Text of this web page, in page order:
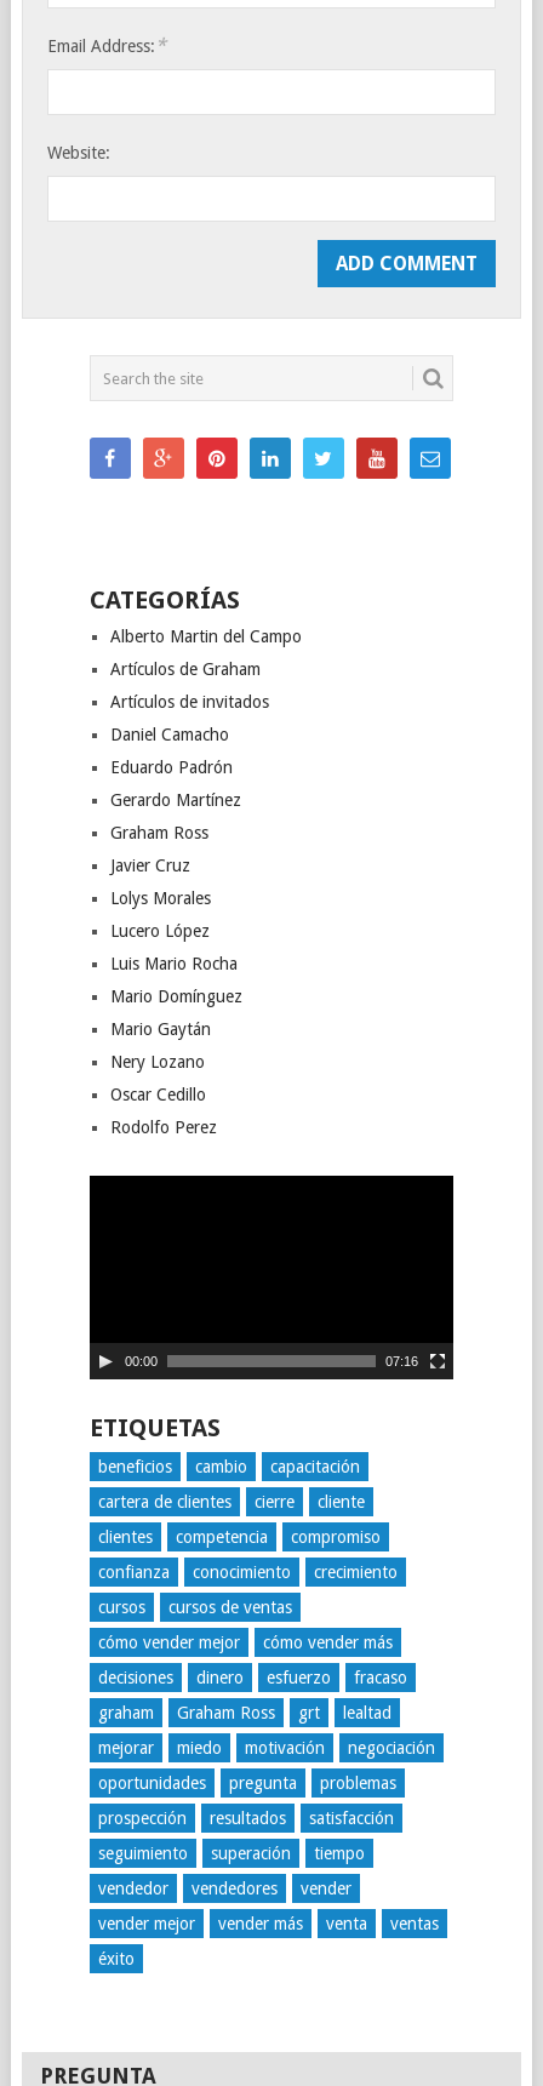
Email Address: *
Website:
CATEGORÍAS
Alberto Martin del Campo
Artículos de Graham
Artículos de invitados
Daniel Camacho
Eduardo Padrón
Gerardo Martínez
Graham Ross
Javier Cruz
Lolys Morales
Lucero López
Luis Mario Rocha
Mario Domínguez
Mario Gaytán
Nery Lozano
Oscar Cedillo
Rodolfo Perez
00:00 07:16
ETIQUETAS
beneficios cambio
capacitación
cartera de clientes
cierre
cliente
clientes
competencia
compromiso
confianza
conocimiento
crecimiento
cursos
cursos de ventas
cómo vender mejor
cómo vender más
decisiones
dinero esfuerzo
fracaso
graham
Graham Ross grt
lealtad
mejorar
miedo motivación
negociación
oportunidades
pregunta
problemas
prospección
resultados
satisfacción
seguimiento
superación
tiempo
vendedor
vendedores
vender
vender mejor
vender más venta
ventas
éxito
PREGUNTA